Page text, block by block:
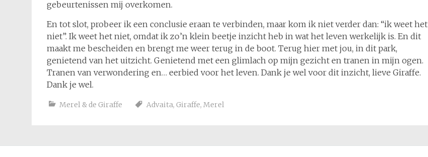
gebeurtenissen mij overkomen.
En tot slot, probeer ik een conclusie eraan te verbinden, maar kom ik niet verder dan: “ik weet het
niet”. Ik weet het niet, omdat ik zo’n klein beetje inzicht heb in wat het leven werkelijk is. En dit
maakt me bescheiden en brengt me weer terug in de boot. Terug hier met jou, in dit park,
genietend van het uitzicht. Genietend met een glimlach op mijn gezicht en tranen in mijn ogen.
Tranen van verwondering en… eerbied voor het leven. Dank je wel voor dit inzicht, lieve Giraffe.
Dank je wel.
Merel & de Giraffe Advaita, Giraffe, Merel